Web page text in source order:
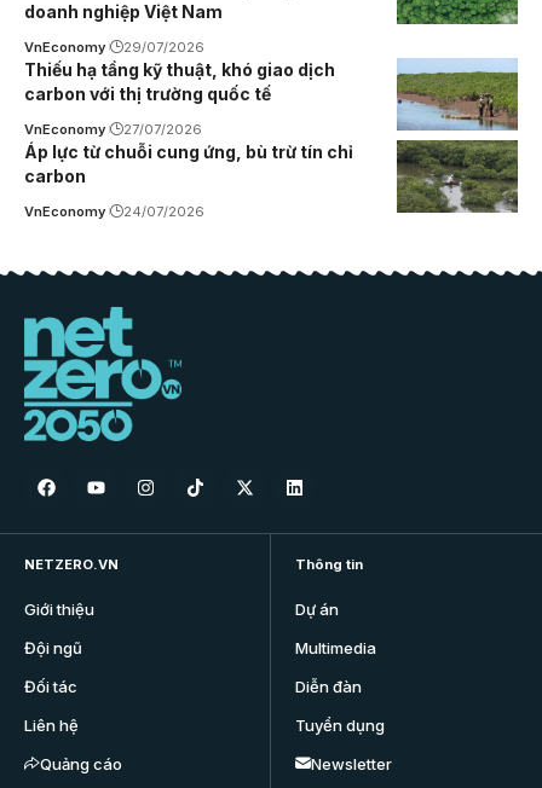
doanh nghiệp Việt Nam
VnEconomy 29/07/2026
Thiếu hạ tầng kỹ thuật, khó giao dịch
carbon với thị trường quốc tế
VnEconomy 27/07/2026
Áp lực từ chuỗi cung ứng, bù trừ tín chỉ
carbon
VnEconomy 24/07/2026
NETZERO.VN
Giới thiệu
Đội ngũ
Đối tác
Liên hệ
Quảng cáo
Thông tin
Dự án
Multimedia
Diễn đàn
Tuyển dụng
Newsletter